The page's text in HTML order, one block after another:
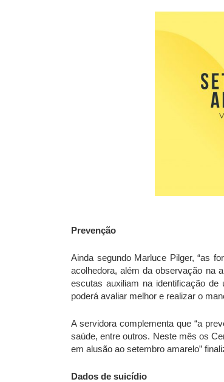
Prevenção
Ainda segundo Marluce Pilger, “as
acolhedora, além da observação na
escutas auxiliam na identificação
poderá avaliar melhor e realizar o
A servidora complementa que “a
saúde, entre outros. Neste mês os
em alusão ao setembro amarelo”
Dados de suicídio